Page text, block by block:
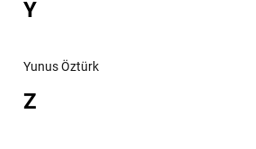
Y
Yunus Öztürk
Z